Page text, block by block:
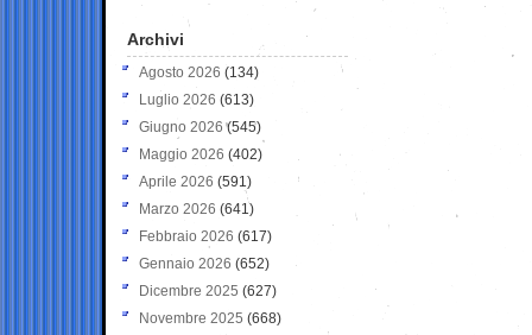
Archivi
Agosto 2026 (134)
Luglio 2026 (613)
Giugno 2026 (545)
Maggio 2026 (402)
Aprile 2026 (591)
Marzo 2026 (641)
Febbraio 2026 (617)
Gennaio 2026 (652)
Dicembre 2025 (627)
Novembre 2025 (668)